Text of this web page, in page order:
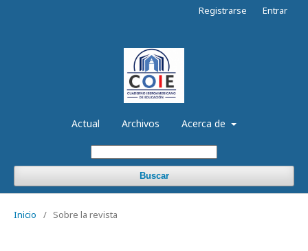
Actual Archivos Acerca de
Buscar
Registrarse Entrar
Inicio / Sobre la revista